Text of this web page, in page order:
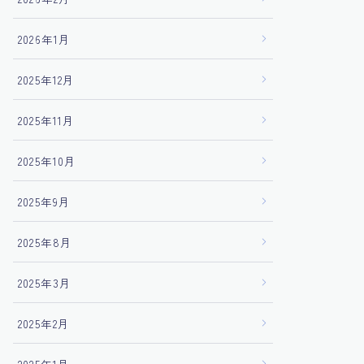
2026年1月
2025年12月
2025年11月
2025年10月
2025年9月
2025年8月
2025年3月
2025年2月